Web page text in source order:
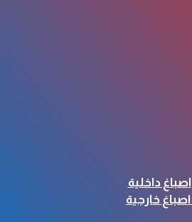
اصباغ داخلية
اصباغ خارجية